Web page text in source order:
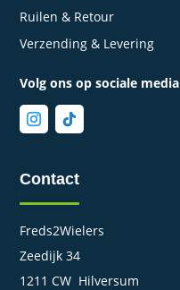
Ruilen & Retour
Verzending & Levering
Volg ons op sociale media
Contact
Freds2Wielers
Zeedijk 34
1211 CW Hilversum